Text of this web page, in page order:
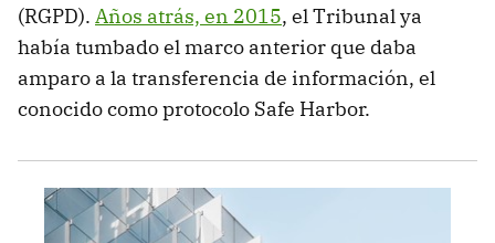
(RGPD). Años atrás, en 2015, el Tribunal ya
había tumbado el marco anterior que daba
amparo a la transferencia de información, el
conocido como protocolo Safe Harbor.